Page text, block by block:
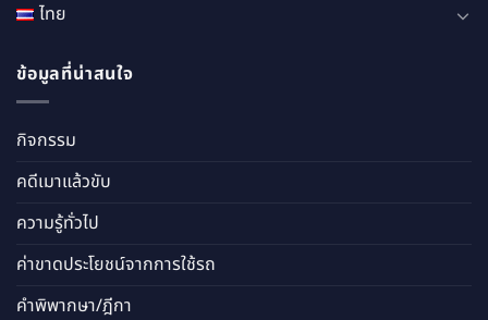
ไทย
ข้อมูลที่น่าสนใจ
กิจกรรม
คดีเมาแล้วขับ
ความรู้ทั่วไป
ค่าขาดประโยชน์จากการใช้รถ
คำพิพากษา/ฎีกา